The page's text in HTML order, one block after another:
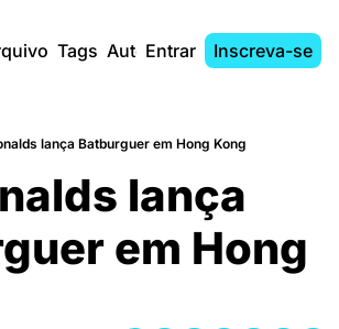
Tags AutoresEntrar Inscreva-se
lança Batburguer em Hong Kong
lança
em Hong